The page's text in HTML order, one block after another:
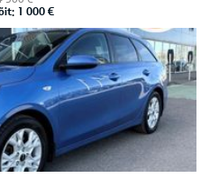
1 000 €